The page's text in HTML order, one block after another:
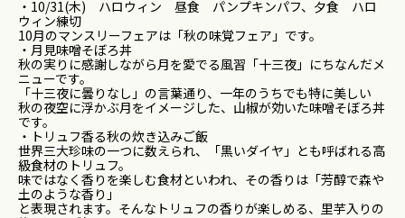
・10/31(木) ハロウィン 昼食 パンプキンパフ、夕食 ハロ
ウィン練切
10月のマンスリーフェアは「秋の味覚フェア」です。
・月見味噌そぼろ丼
秋の実りに感謝しながら月を愛でる風習「十三夜」にちなんだメ
ニューです。
「十三夜に曇りなし」の言葉通り、一年のうちでも特に美しい
秋の夜空に浮かぶ月をイメージした、山椒が効いた味噌そぼろ丼
です。
・トリュフ香る秋の炊き込みご飯
世界三大珍味の一つに数えられ、「黒いダイヤ」とも呼ばれる高
級食材のトリュフ。
味ではなく香りを楽しむ食材といわれ、その香りは「芳醇で森や
土のような香り」
と表現されます。そんなトリュフの香りが楽しめる、里芋入りの